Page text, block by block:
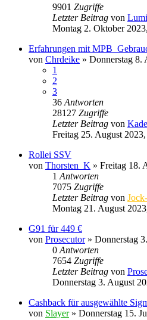
9901 Zugriffe
Letzter Beitrag von
Montag 2. Oktober
Erfahrungen mit
von Chrdeike » Donnerstag 8.
1
2
3
36 Antworten
28127 Zugriffe
Letzter Beitrag von
Freitag 25. August
Rollei SSV
von Thorsten_K » Freitag 18.
1 Antworten
7075 Zugriffe
Letzter Beitrag von
Montag 21. August
G91 für 449 €
von Prosecutor» Donnerstag
0 Antworten
7654 Zugriffe
Letzter Beitrag von
Donnerstag 3. August
Cashback für ausgewählte
von Slayer» Donnerstag 15.